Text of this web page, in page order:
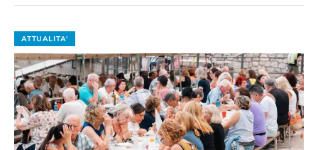
ATTUALITA'